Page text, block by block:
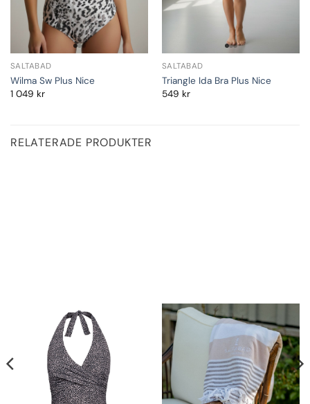
SALTABAD
Wilma Sw Plus Nice
1 049 kr
SALTABAD
Triangle Ida Bra Plus Nice
549 kr
RELATERADE PRODUKTER